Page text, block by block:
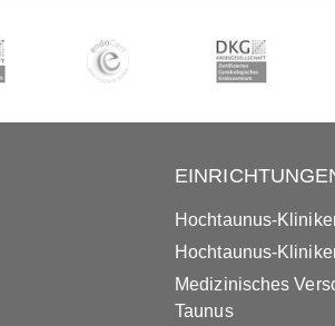
Hochtaunus-
Hochtaunus-
Medizinisches
Taunus